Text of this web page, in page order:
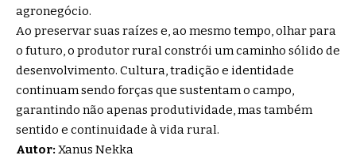
agronegócio.
Ao preservar suas raízes e, ao mesmo tempo, olhar para
o futuro, o produtor rural constrói um caminho sólido de
desenvolvimento. Cultura, tradição e identidade
continuam sendo forças que sustentam o campo,
garantindo não apenas produtividade, mas também
sentido e continuidade à vida rural.
Autor: Xanus Nekka